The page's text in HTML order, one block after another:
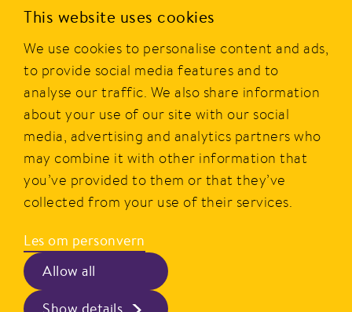
This website uses cookies
We use cookies to personalise content and ads,
to provide social media features and to
analyse our traffic. We also share information
about your use of our site with our social
media, advertising and analytics partners who
may combine it with other information that
you’ve provided to them or that they’ve
collected from your use of their services.
Allow all
Les om personvern
PRIOR er en av Norges mest kjente merkevarer innen
1977, og i dag tilbyr PRIOR et bredt utvalg av produkter av
kylling, kalkun og egg fra norske bønder.
PRIOR er alltid godt og gir smakfull, sunn, rask og enkel
mat i hverdagen.
Hovedkontor
Postboks 360, Økern,
0513 Oslo
Besøksadresse
Schweigaards gate 15
Personvern
Beskrivelse av våre vilkår